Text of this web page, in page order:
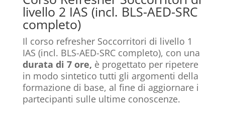
livello 2 IAS (incl. BLS-AED-SRC
completo)
Il corso refresher Soccorritori di livello 1
IAS (incl. BLS-AED-SRC completo), con una
durata di 7 ore, è progettato per ripetere
in modo sintetico tutti gli argomenti della
formazione di base, al fine di aggiornare i
partecipanti sulle ultime conoscenze.